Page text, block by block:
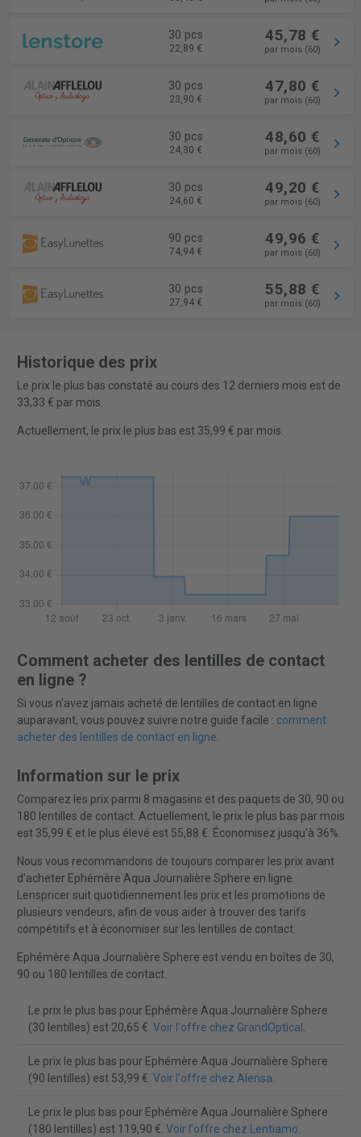
30 pcs
22,89 €
45,78 €
par mois (60)
30 pcs
23,90 €
47,80 €
par mois (60)
30 pcs
24,30 €
48,60 €
par mois (60)
30 pcs
24,60 €
49,20 €
par mois (60)
90 pcs
74,94 €
49,96 €
par mois (60)
30 pcs
27,94 €
55,88 €
par mois (60)
Historique des prix
Le prix le plus bas constaté au cours des 12 derniers mois est de
33,33 € par mois.
Actuellement, le prix le plus bas est 35,99 € par mois.
Comment acheter des lentilles de contact
en ligne ?
Si vous n'avez jamais acheté de lentilles de contact en ligne
auparavant, vous pouvez suivre notre guide facile : comment
acheter des lentilles de contact en ligne.
Information sur le prix
Comparez les prix parmi 8 magasins et des paquets de 30, 90 ou
180 lentilles de contact. Actuellement, le prix le plus bas par mois
est 35,99 € et le plus élevé est 55,88 €. Économisez jusqu'à 36%.
Nous vous recommandons de toujours comparer les prix avant
d’acheter Ephémère Aqua Journalière Sphere en ligne.
Lenspricer suit quotidiennement les prix et les promotions de
plusieurs vendeurs, afin de vous aider à trouver des tarifs
compétitifs et à économiser sur les lentilles de contact.
Ephémère Aqua Journalière Sphere est vendu en boîtes de 30,
90 ou 180 lentilles de contact.
Le prix le plus bas pour Ephémère Aqua Journalière Sphere
(30 lentilles) est 20,65 €. Voir l'offre chez GrandOptical .
Le prix le plus bas pour Ephémère Aqua Journalière Sphere
(90 lentilles) est 53,99 €. Voir l'offre chez Alensa.
Le prix le plus bas pour Ephémère Aqua Journalière Sphere
(180 lentilles) est 119,90 €. Voir l'offre chez Lentiamo.